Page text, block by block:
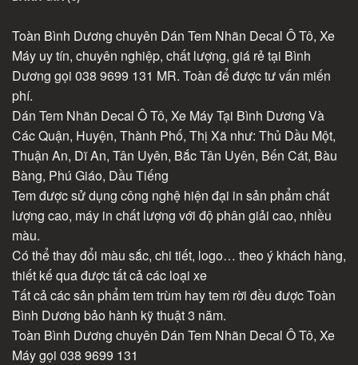
Toàn Bình Dương chuyên Dán Tem Nhãn Decal Ô Tô, Xe
Máy uy tín, chuyên nghiệp, chất lượng, giá rẻ tại Bình
Dương gọi 038 9699 131 MR. Toàn để được tư vấn miến
phí.
Dán Tem Nhãn Decal Ô Tô, Xe Máy Tại Bình Dương Và
Các Quận, Huyện, Thành Phố, Thị Xã như: Thủ Dầu Một,
Thuận An, Dĩ An, Tân Uyên, Bắc Tân Uyên, Bến Cát, Bàu
Bàng, Phú Giáo, Dầu Tiếng
Tem được sử dụng công nghệ hiện đại in sản phẩm chất
lượng cao, máy in chất lượng với độ phân giải cao, nhiều
màu.
Có thể thay đổi màu sắc, chi tiết, logo… theo ý khách hàng,
thiết kế qua được tất cả các loại xe
Tất cả các sản phẩm tem trùm hay tem rời đều được Toàn
Bình Dương bảo hành kỹ thuật 3 năm.
Toàn Bình Dương chuyên Dán Tem Nhãn Decal Ô Tô, Xe
Máy gọi 038 9699 131